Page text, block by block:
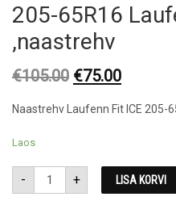
205-65R16
,naastrehv
€105.00 Original
was:
€75.00Current
is:
Naastrehv Laufenn Fit ICE 205-
Laos
-
205-
65R16
Laufenn
+ LISA KORVI